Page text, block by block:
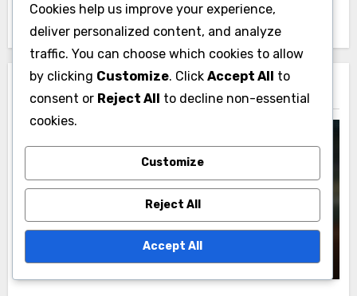
specializuje na pravidla a strategie pro čtyřhru.
Related Post
Pravidla podávání ve čtyřhře tenis
Doubles Tennis: Pravidla pro servisní
box, Chyby nohou, Legální servisy
17/02/2026
Cookies help us improve your experience,
deliver personalized content, and analyze
traffic. You can choose which cookies to allow
by clicking Customize. Click Accept All to
consent or Reject All to decline non-essential
cookies.
Customize
Reject All
Accept All